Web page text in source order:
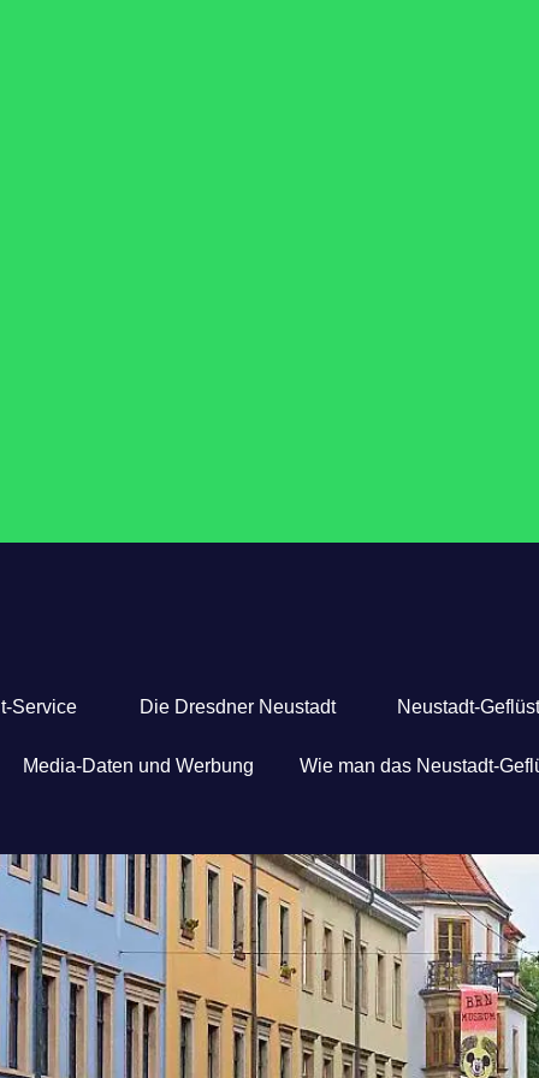
Service Die Dresdner Neustadt Neustadt-
Media-Daten und Werbung Wie man das Neustadt-